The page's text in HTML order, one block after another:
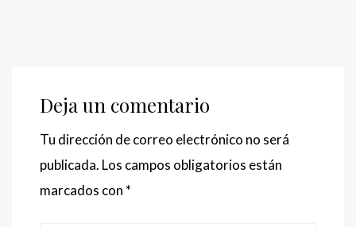
Deja un comentario
Tu dirección de correo electrónico no será
publicada. Los campos obligatorios están
marcados con *